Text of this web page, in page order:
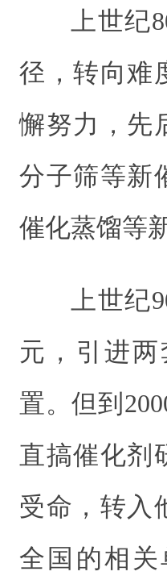
上世
径，转向难
懈努力，先
分子筛等新
催化蒸馏等
上世
元，引进
置。但到
直搞催化剂
受命，转入
全国的相